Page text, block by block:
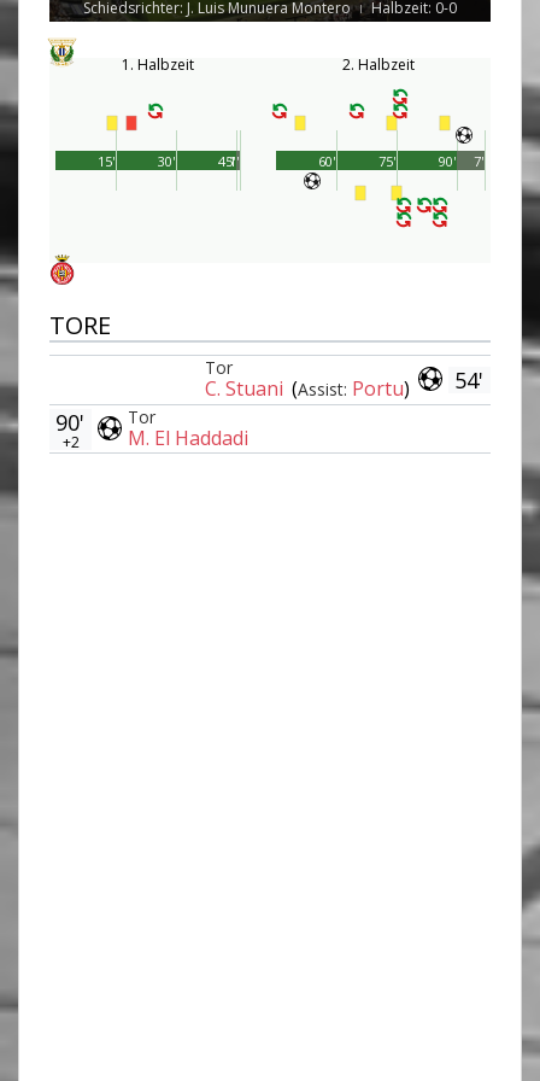
Schiedsrichter: J. Luis Munuera Montero
| Halbzeit: 0-0
1. Halbzeit
45'
15' 30' 1'
2. Halbzeit
90'
60' 75' 7'
TORE
54'
Tor
C. Stuani (Assist: Portu)
Tor
M. El Haddadi
90'
+2